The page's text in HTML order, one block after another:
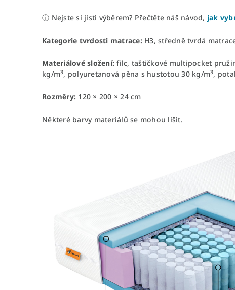
ⓘ Nejste si jisti výběrem? Přečtěte náš návod, jak
Kategorie tvrdosti matrace: H3, středně tvrdá
Materiálové složení: filc, taštičkové multipocket
kg/m3, polyuretanová pěna s hustotou 30 kg/m3,
Rozměry: 120 × 200 × 24 cm
Některé barvy materiálů se mohou lišit.